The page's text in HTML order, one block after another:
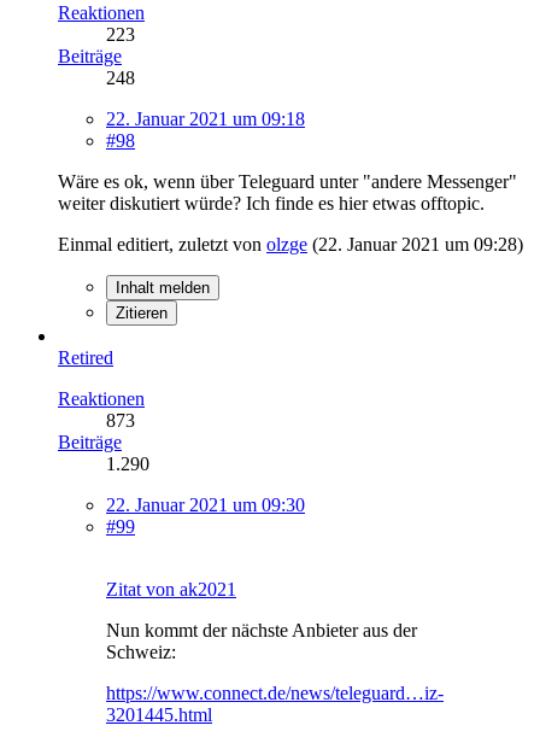
Reaktionen
223
Beiträge
248
22. Januar 2021 um 09:18
#98
Wäre es ok, wenn über Teleguard unter "andere Messenger"
weiter diskutiert würde? Ich finde es hier etwas offtopic.
Einmal editiert, zuletzt von olzge (22. Januar 2021 um 09:28)
Inhalt melden
Zitieren
Retired
Reaktionen
873
Beiträge
1.290
22. Januar 2021 um 09:30
#99
Zitat von ak2021
Nun kommt der nächste Anbieter aus der
Schweiz:
https://www.connect.de/news/teleguard…iz-
3201445.html